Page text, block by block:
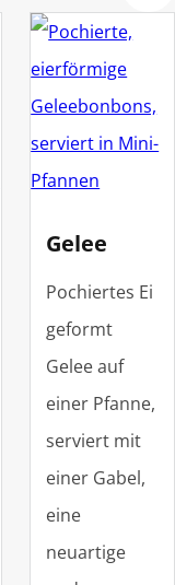
Gelee
Pochiertes Ei
geformt
Gelee auf
einer Pfanne,
serviert mit
einer Gabel,
eine
neuartige